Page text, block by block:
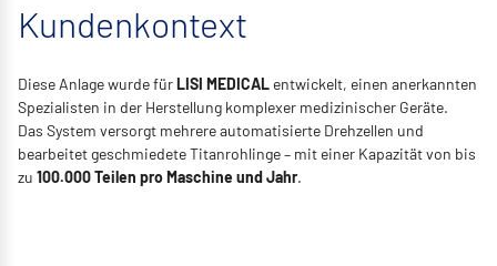
Kundenkontext
Diese Anlage wurde fürLISI MEDICAL entwickelt, einen anerkannten
Spezialisten in der Herstellung komplexer medizinischer Geräte.
Das System versorgt mehrere automatisierte Drehzellen und
bearbeitet geschmiedete Titanrohlinge – mit einer Kapazität von bis
zu 100.000 Teilen pro Maschine und Jahr.